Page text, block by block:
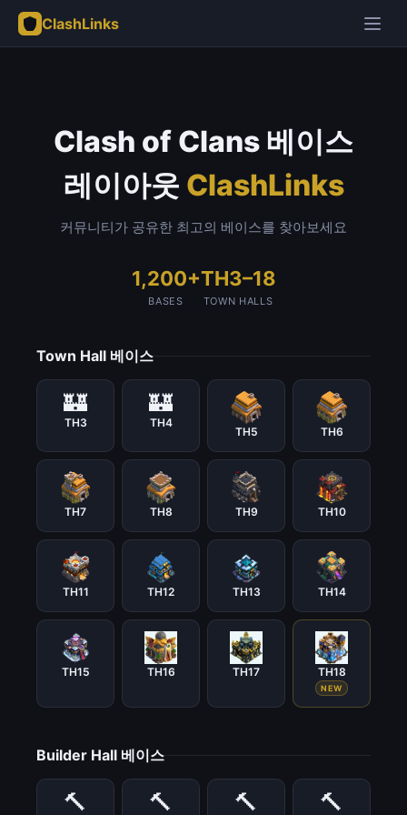
ClashLinks
Clash of Clans 베이스
레이아웃 ClashLinks
커뮤니티가 공유한 최고의 베이스를 찾아보세요
1,200+
BASES
TH3–18
TOWN HALLS
Town Hall 베이스
🏰
TH3
🏰
TH4
TH5 TH6
TH7 TH8 TH9 TH10
TH11 TH12 TH13 TH14
TH15 TH16 TH17 TH18
NEW
Builder Hall 베이스
🔨 🔨 🔨 🔨